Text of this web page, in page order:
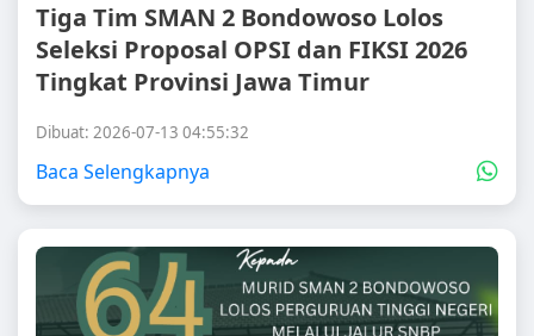
Tiga Tim SMAN 2 Bondowoso Lolos
Seleksi Proposal OPSI dan FIKSI 2026
Tingkat Provinsi Jawa Timur
Dibuat: 2026-07-13 04:55:32
Baca Selengkapnya